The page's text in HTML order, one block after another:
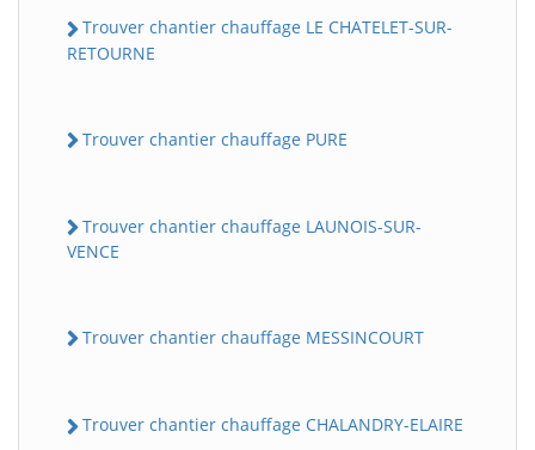
Trouver chantier chauffage LE CHATELET-SUR-
RETOURNE
Trouver chantier chauffage PURE
Trouver chantier chauffage LAUNOIS-SUR-
VENCE
Trouver chantier chauffage MESSINCOURT
Trouver chantier chauffage CHALANDRY-ELAIRE